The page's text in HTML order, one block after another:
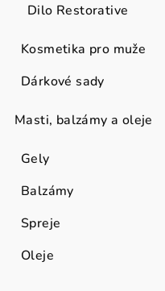
Dilo Restorative
Kosmetika pro muže
Dárkové sady
Masti, balzámy a oleje
Gely
Balzámy
Spreje
Oleje